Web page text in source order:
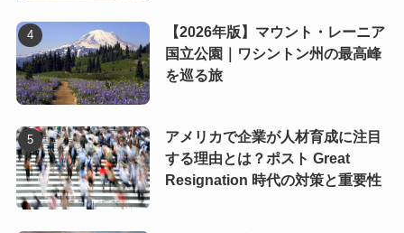
【2026年版】マウント・レーニア
国立公園｜ワシントン州の最高峰
を巡る旅
アメリカで企業が人材育成に注目
する理由とは？ポスト Great
Resignation 時代の対策と重要性